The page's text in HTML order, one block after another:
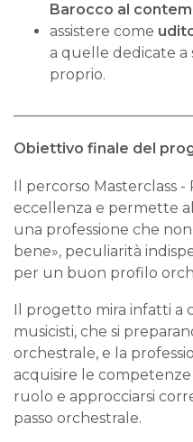
Barocco al
assistere come
a quelle dedicate a
proprio.
Obiettivo finale del
Il percorso Masterclass
eccellenza e permette
una professione che
bene», peculiarità
per un buon profilo
Il progetto mira infatti a
musicisti, che si
orchestrale, e la
acquisire le competenze
ruolo e approcciarsi
passo orchestrale.